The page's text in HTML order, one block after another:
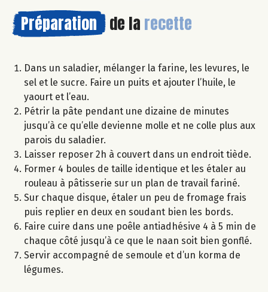
Préparation de la recette
Dans un saladier, mélanger la farine, les levures, le
sel et le sucre. Faire un puits et ajouter l’huile, le
yaourt et l’eau.
Pétrir la pâte pendant une dizaine de minutes
jusqu’à ce qu’elle devienne molle et ne colle plus aux
parois du saladier.
Laisser reposer 2h à couvert dans un endroit tiède.
Former 4 boules de taille identique et les étaler au
rouleau à pâtisserie sur un plan de travail fariné.
Sur chaque disque, étaler un peu de fromage frais
puis replier en deux en soudant bien les bords.
Faire cuire dans une poêle antiadhésive 4 à 5 min de
chaque côté jusqu’à ce que le naan soit bien gonflé.
Servir accompagné de semoule et d’un korma de
légumes.